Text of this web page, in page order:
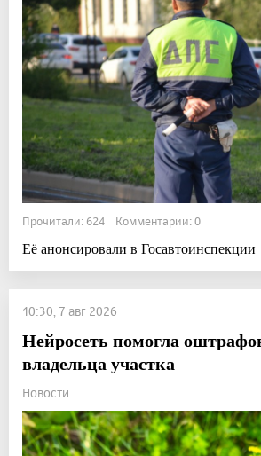
Прочитали: 624 Комментарии: 0
Её анонсировали в Госавтоинспекции
10:30, 7 авг 2026
Нейросеть помогла
владельца участка
Новости